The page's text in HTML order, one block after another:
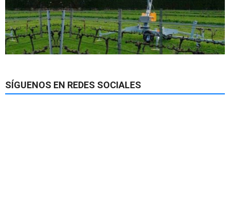
SÍGUENOS EN REDES SOCIALES